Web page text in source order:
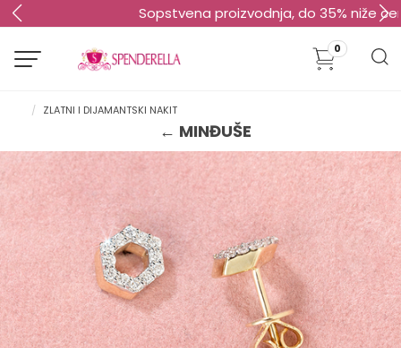
Sopstvena proizvodnja, do 35% niže cene!
0
ZLATNI I DIJAMANTSKI NAKIT
← MINĐUŠE